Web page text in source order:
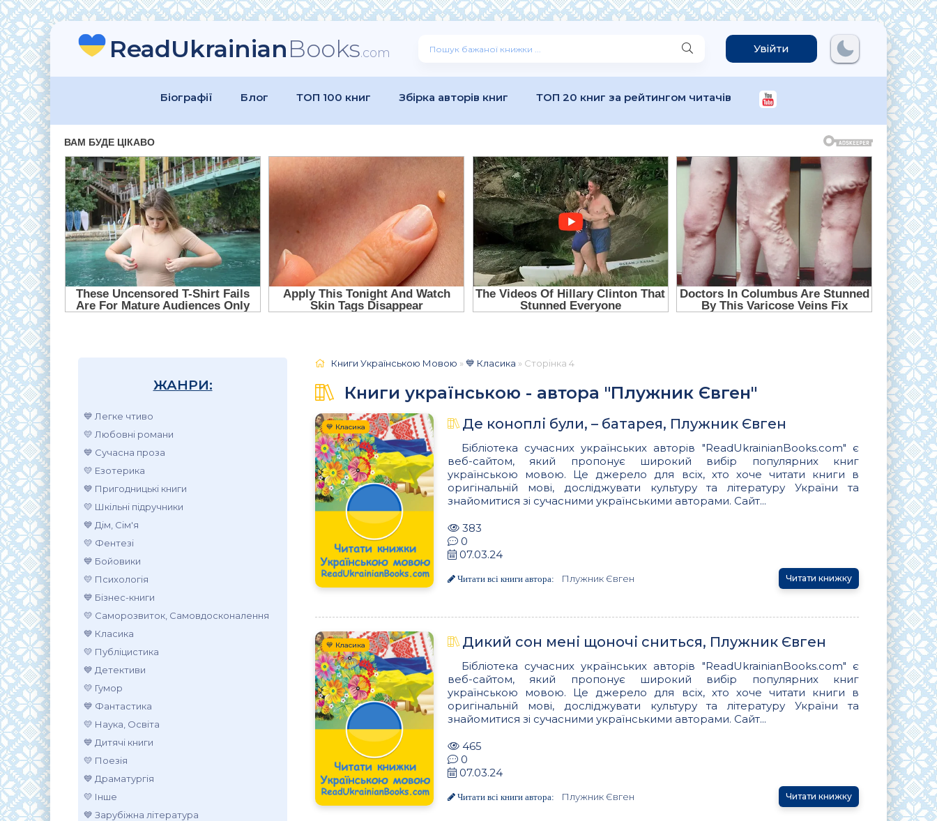
ReadUkrainianBooks.com Увійти
Біографії Блог ТОП 100 книг Збірка авторів книг ТОП 20 книг за рейтингом читачів
ЖАНРИ:
💙 Легке чтиво
💛 Любовні романи
💙 Сучасна проза
💛 Езотерика
💙 Пригодницькі книги
💛 Шкільні підручники
💙 Дім, Сім'я
💛 Фентезі
💙 Бойовики
💛 Психологія
💙 Бізнес-книги
💛 Саморозвиток, Самовдосконалення
💙 Класика
💛 Публіцистика
💙 Детективи
💛 Гумор
💙 Фантастика
💛 Наука, Освіта
💙 Дитячі книги
💛 Поезія
💙 Драматургія
💛 Інше
💙 Зарубіжна література
Книги Українською Мовою »💙 Класика » Сторінка 4
Книги українською - автора "Плужник Євген"
💙 Класика Де коноплі були, – батарея, Плужник Євген
Бібліотека сучасних українських авторів "ReadUkrainianBooks.com" є
веб-сайтом, який пропонує широкий вибір популярних книг
українською мовою. Це джерело для всіх, хто хоче читати книги в
оригінальній мові, досліджувати культуру та літературу України та
знайомитися зі сучасними українськими авторами. Сайт...
383
0
07.03.24
Читати всі книги автора: Плужник Євген Читати книжку
💙 Класика Дикий сон мені щоночі сниться, Плужник Євген
Бібліотека сучасних українських авторів "ReadUkrainianBooks.com" є
веб-сайтом, який пропонує широкий вибір популярних книг
українською мовою. Це джерело для всіх, хто хоче читати книги в
оригінальній мові, досліджувати культуру та літературу України та
знайомитися зі сучасними українськими авторами. Сайт...
465
0
07.03.24
Читати всі книги автора: Плужник Євген Читати книжку